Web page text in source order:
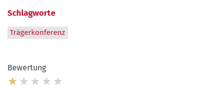
Schlagworte
Trägerkonferenz
Bewertung